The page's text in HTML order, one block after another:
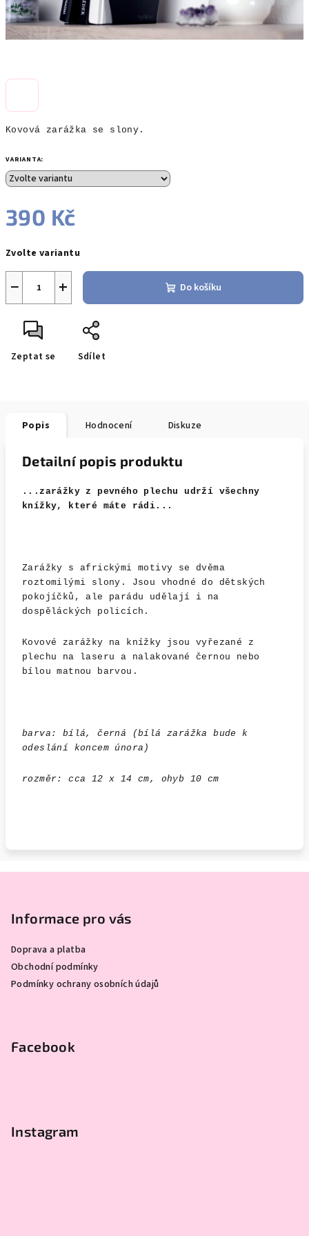
Kovová zarážka se slony.
VARIANTA:
390 Kč
cena:
Zvolte variantu
+
− Do košíku
Zeptat se Sdílet
Popis Hodnocení Diskuze
Detailní popis produktu
...zarážky z pevného plechu udrží všechny
knížky, které máte rádi...
Zarážky s africkými motivy se dvěma
roztomilými slony. Jsou vhodné do dětských
pokojíčků, ale parádu udělají i na
dospěláckých policích.
Kovové zarážky na knížky jsou vyřezané z
plechu na laseru a nalakované černou nebo
bílou matnou barvou.
barva: bílá, černá (bílá zarážka bude k
odeslání koncem února)
rozměr: cca 12 x 14 cm, ohyb 10 cm
Informace pro vás
Doprava a platba
Obchodní podmínky
Podmínky ochrany osobních údajů
Facebook
Instagram